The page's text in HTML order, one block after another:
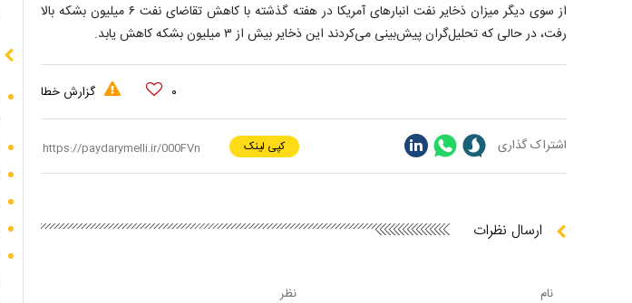
از سوی دیگر میزان ذخایر نفت انبارهای آمریکا در هفته گذشته با کاهش تقاضای نفت ۶ میلیون بشکه بالا
رفت، در حالی که تحلیل‌گران پیش‌بینی می‌کردند این ذخایر بیش از ۳ میلیون بشکه کاهش یابد.
۰ گزارش خطا
اشتراک گذاری کپی لینک
ارسال نظرات
نام نظر